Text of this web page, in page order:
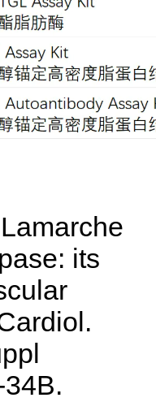
its